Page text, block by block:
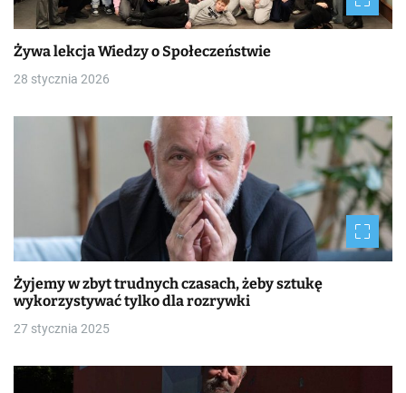
Żywa lekcja Wiedzy o Społeczeństwie
28 stycznia 2026
Żyjemy w zbyt trudnych czasach, żeby sztukę
wykorzystywać tylko dla rozrywki
27 stycznia 2025